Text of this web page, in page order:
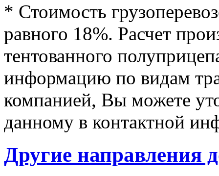
* Стоимость
равного 18%. Расчет
тентованного
информацию по видам
компанией, Вы можете
данному в контактной
Другие направления